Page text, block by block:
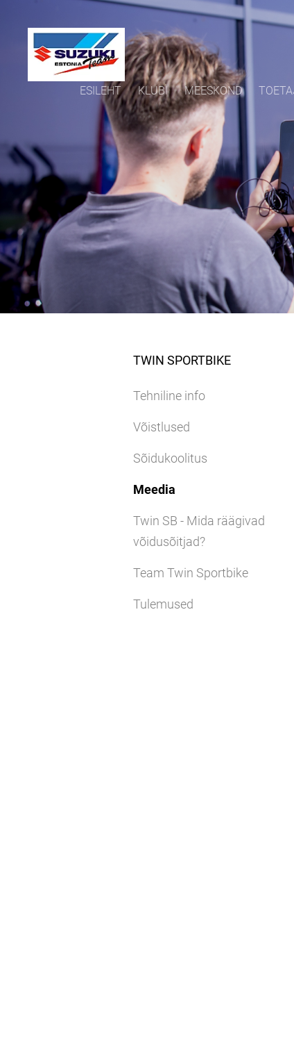
ESILEHT KLUBI MEESKOND
TWIN SPORTBIKE
Tehniline info
Võistlused
Sõidukoolitus
Meedia
Twin SB - Mida räägivad
võidusõitjad?
Team Twin Sportbike
Tulemused